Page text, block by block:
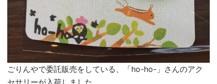
ごりんやで委託販売をしている、「ho-ho-」さんのアク
セサリーが入荷しました。